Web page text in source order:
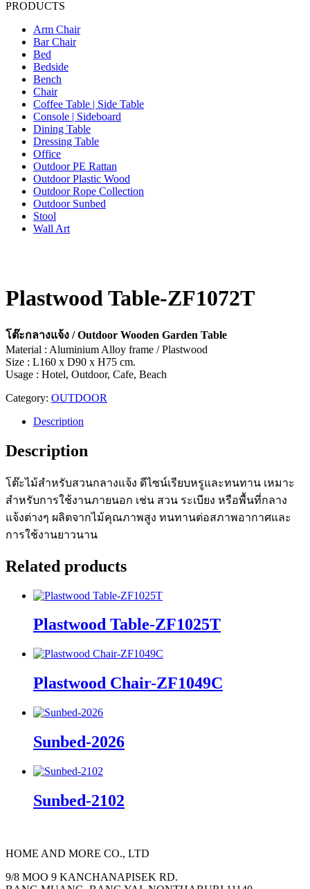
PRODUCTS
Arm Chair
Bar Chair
Bed
Bedside
Bench
Chair
Coffee Table | Side Table
Console | Sideboard
Dining Table
Dressing Table
Office
Outdoor PE Rattan
Outdoor Plastic Wood
Outdoor Rope Collection
Outdoor Sunbed
Stool
Wall Art
Plastwood Table-ZF1072T
โต๊ะกลางแจ้ง / Outdoor Wooden Garden Table
Material : Aluminium Alloy frame / Plastwood
Size : L160 x D90 x H75 cm.
Usage : Hotel, Outdoor, Cafe, Beach
Category: OUTDOOR
Description
Description
โต๊ะไม้สำหรับสวนกลางแจ้ง ดีไซน์เรียบหรูและทนทาน เหมาะ
สำหรับการใช้งานภายนอก เช่น สวน ระเบียง หรือพื้นที่กลาง
แจ้งต่างๆ ผลิตจากไม้คุณภาพสูง ทนทานต่อสภาพอากาศและ
การใช้งานยาวนาน
Related products
Plastwood Table-ZF1025T
Plastwood Chair-ZF1049C
Sunbed-2026
Sunbed-2102
HOME AND MORE CO., LTD
9/8 MOO 9 KANCHANAPISEK RD.